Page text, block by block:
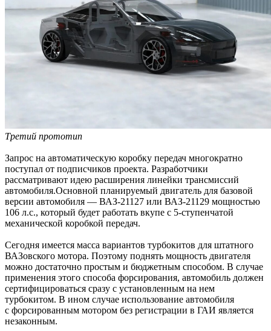
Третий прототип
Запрос на автоматическую коробку передач многократно
поступал от подписчиков проекта. Разработчики
рассматривают идею расширения линейки трансмиссий
автомобиля.Основной планируемый двигатель для базовой
версии автомобиля — ВАЗ-21127 или ВАЗ-21129 мощностью
106 л.с., который будет работать вкупе с 5-ступенчатой
механической коробкой передач.
Сегодня имеется масса вариантов турбокитов для штатного
ВАЗовского мотора. Поэтому поднять мощность двигателя
можно достаточно простым и бюджетным способом. В случае
применения этого способа форсирования, автомобиль должен
сертифицироваться сразу с установленным на нем
турбокитом. В ином случае использование автомобиля
с форсированным мотором без регистрации в ГАИ является
незаконным.